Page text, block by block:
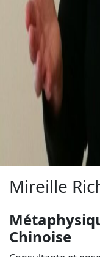
Mireille
Chinoise